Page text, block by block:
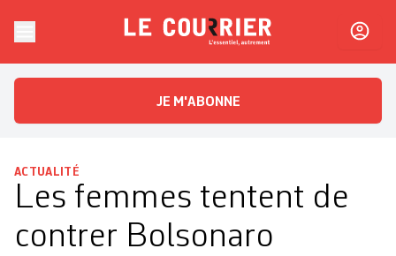
Le CourrierL'essentiel, autrement
JE M'ABONNE
ACTUALITÉ
Les femmes tentent de
contrer Bolsonaro